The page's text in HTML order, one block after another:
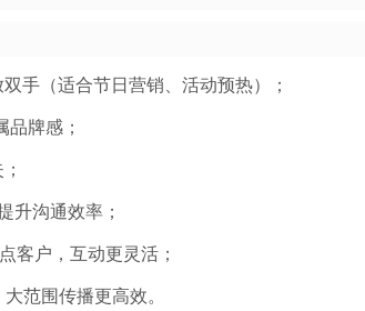
手（适合节日营销、活动预热）；
牌感；
升沟通效率；
客户，互动更灵活；
范围传播更高效。